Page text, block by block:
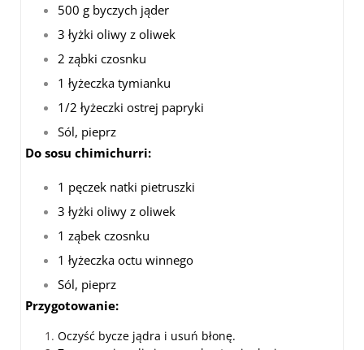
500 g byczych jąder
3 łyżki oliwy z oliwek
2 ząbki czosnku
1 łyżeczka tymianku
1/2 łyżeczki ostrej papryki
Sól, pieprz
Do sosu chimichurri:
1 pęczek natki pietruszki
3 łyżki oliwy z oliwek
1 ząbek czosnku
1 łyżeczka octu winnego
Sól, pieprz
Przygotowanie:
Oczyść bycze jądra i usuń błonę.